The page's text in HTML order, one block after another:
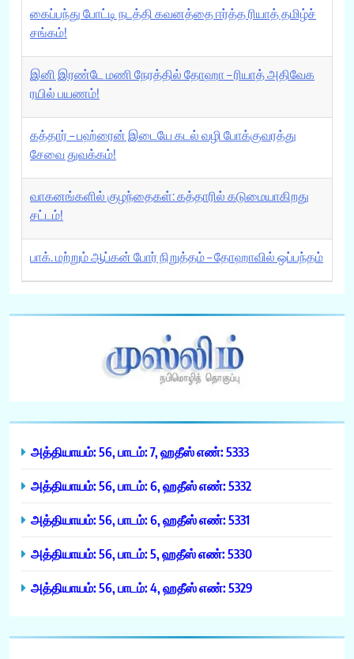
கைப்பந்து போட்டி நடத்தி கவனத்தை ஈர்த்த ரியாத் தமிழ்ச்
சங்கம்!
இனி இரண்டே மணி நேரத்தில் தோஹா – ரியாத் அதிவேக
ரயில் பயணம்!
கத்தார் – பஹ்ரைன் இடையே கடல் வழி போக்குவரத்து
சேவை துவக்கம்!
வாகனங்களில் குழந்தைகள்: கத்தாரில் கடுமையாகிறது
சட்டம்!
பாக். மற்றும் ஆப்கன் போர் நிறுத்தம் – தோஹாவில் ஒப்பந்தம்
அத்தியாயம்: 56, பாடம்: 7, ஹதீஸ் எண்: 5333
அத்தியாயம்: 56, பாடம்: 6, ஹதீஸ் எண்: 5332
அத்தியாயம்: 56, பாடம்: 6, ஹதீஸ் எண்: 5331
அத்தியாயம்: 56, பாடம்: 5, ஹதீஸ் எண்: 5330
அத்தியாயம்: 56, பாடம்: 4, ஹதீஸ் எண்: 5329